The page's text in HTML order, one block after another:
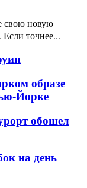
свою новую
точнее...
образе
Йорке
обошел
на день